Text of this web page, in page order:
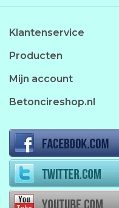
Klantenservice
Producten
Mijn account
Betoncireshop.nl